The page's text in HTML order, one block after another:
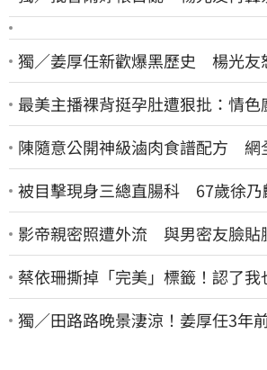
獨／姜厚任新歡爆黑歷史 楊光友
最美主播裸背挺孕肚遭狠批：情色
陳隨意公開神級滷肉食譜配方 網
被目擊現身三總直腸科 67歲徐乃
影帝親密照遭外流 與男密友臉貼
蔡依珊撕掉「完美」標籤！認了我
究會癒合
獨／田路路晚景淒涼！姜厚任3年